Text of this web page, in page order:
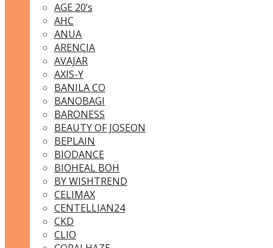
AGE 20’s
AHC
ANUA
ARENCIA
AVAJAR
AXIS-Y
BANILA CO
BANOBAGI
BARONESS
BEAUTY OF JOSEON
BEPLAIN
BIODANCE
BIOHEAL BOH
BY WISHTREND
CELIMAX
CENTELLIAN24
CKD
CLIO